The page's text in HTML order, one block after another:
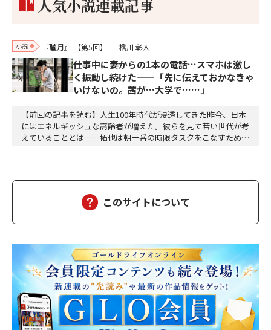
人気小説連載記事
小説 『朧月』 【第5回】 橋川 彰人
仕事中に妻からの1本の電話…スマホは激し
く振動し続けた——「先に伝えておかなきゃ
いけないの。茜が…大学で……」
【前回の記事を読む】人生100年時代が浸透してきた昨今、日本
にはエネルギッシュな高齢者が増えた。彼らを見て若い世代が考
えていることとは……拓也は朝一番の時限タスクをこなすために
と浸かることができる。このままオフィスには誰も現…
このサイトについて